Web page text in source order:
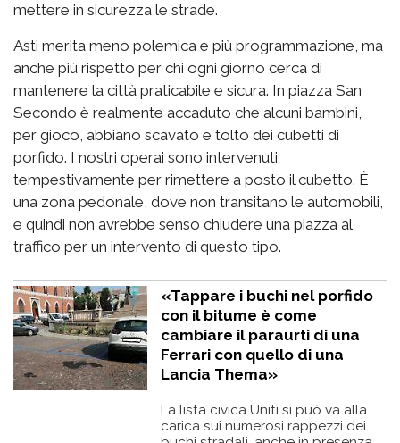
mettere in sicurezza le strade.
Asti merita meno polemica e più programmazione, ma
anche più rispetto per chi ogni giorno cerca di
mantenere la città praticabile e sicura. In piazza San
Secondo è realmente accaduto che alcuni bambini,
per gioco, abbiano scavato e tolto dei cubetti di
porfido. I nostri operai sono intervenuti
tempestivamente per rimettere a posto il cubetto. È
una zona pedonale, dove non transitano le automobili,
e quindi non avrebbe senso chiudere una piazza al
traffico per un intervento di questo tipo.
«Tappare i buchi nel porfido
con il bitume è come
cambiare il paraurti di una
Ferrari con quello di una
Lancia Thema»
La lista civica Uniti si può va alla
carica sui numerosi rappezzi dei